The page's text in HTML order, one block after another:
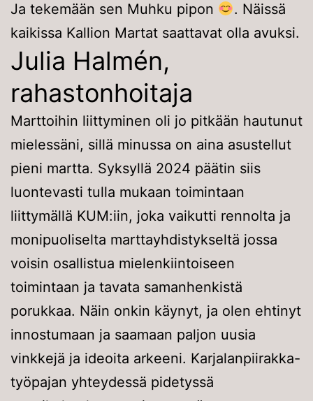
Ja tekemään sen Muhku pipon
. Näissä
kaikissa Kallion Martat saattavat olla avuksi.
Julia Halmén,
rahastonhoitaja
Marttoihin liittyminen oli jo pitkään hautunut
mielessäni, sillä minussa on aina asustellut
pieni martta. Syksyllä 2024 päätin siis
luontevasti tulla mukaan toimintaan
liittymällä KUM:iin, joka vaikutti rennolta ja
monipuoliselta marttayhdistykseltä jossa
voisin osallistua mielenkiintoiseen
toimintaan ja tavata samanhenkistä
porukkaa. Näin onkin käynyt, ja olen ehtinyt
innostumaan ja saamaan paljon uusia
vinkkejä ja ideoita arkeeni. Karjalanpiirakka-
työpajan yhteydessä pidetyssä